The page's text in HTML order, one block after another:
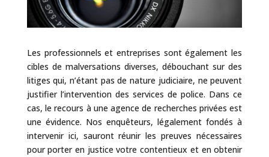
Les professionnels et entreprises sont également les
cibles de malversations diverses, débouchant sur des
litiges qui, n’étant pas de nature judiciaire, ne peuvent
justifier l’intervention des services de police. Dans ce
cas, le recours à une agence de recherches privées est
une évidence. Nos enquêteurs, légalement fondés à
intervenir ici, sauront réunir les preuves nécessaires
pour porter en justice votre contentieux et en obtenir